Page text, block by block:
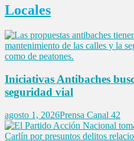
Locales
Iniciativas Antibaches
seguridad vial
agosto 1, 2026Prensa Canal 42